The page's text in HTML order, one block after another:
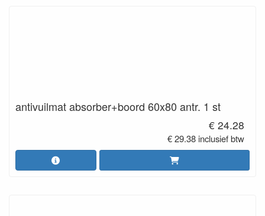
antivuilmat absorber+boord 60x80 antr. 1 st
€ 24.28
€ 29.38 inclusief btw